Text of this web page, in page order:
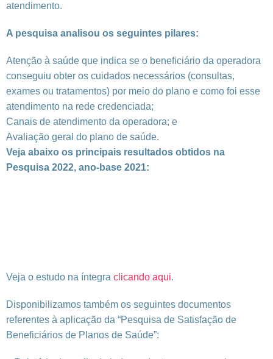
atendimento.
A pesquisa analisou os seguintes pilares:
Atenção à saúde que indica se o beneficiário da operadora
conseguiu obter os cuidados necessários (consultas,
exames ou tratamentos) por meio do plano e como foi esse
atendimento na rede credenciada;
Canais de atendimento da operadora; e
Avaliação geral do plano de saúde.
Veja abaixo os principais resultados obtidos na
Pesquisa 2022, ano-base 2021:
Veja o estudo na íntegra clicando aqui.
Disponibilizamos também os seguintes documentos
referentes à aplicação da “Pesquisa de Satisfação de
Beneficiários de Planos de Saúde”: